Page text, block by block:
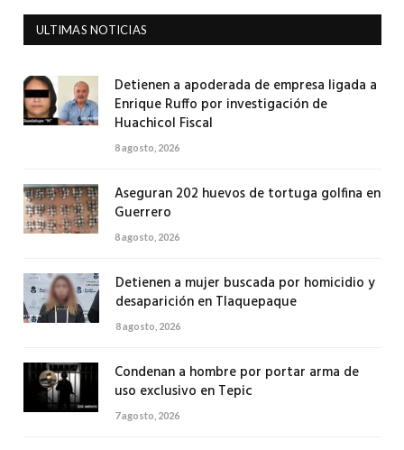
ULTIMAS NOTICIAS
Detienen a apoderada de empresa ligada a
Enrique Ruffo por investigación de
Huachicol Fiscal
8 agosto, 2026
Aseguran 202 huevos de tortuga golfina en
Guerrero
8 agosto, 2026
Detienen a mujer buscada por homicidio y
desaparición en Tlaquepaque
8 agosto, 2026
Condenan a hombre por portar arma de
uso exclusivo en Tepic
7 agosto, 2026